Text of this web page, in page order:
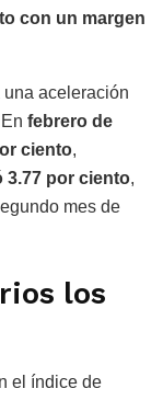
con un margen
aceleración
febrero de
ciento,
3.77 por ciento,
mes de
los
el índice de